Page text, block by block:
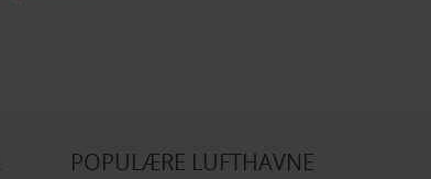
POPULÆRE LUFTHAVNE